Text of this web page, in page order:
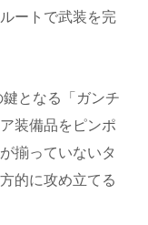
ートで武装を完
となる「ガンチ
装備品をピンポ
揃っていないタ
的に攻め立てる